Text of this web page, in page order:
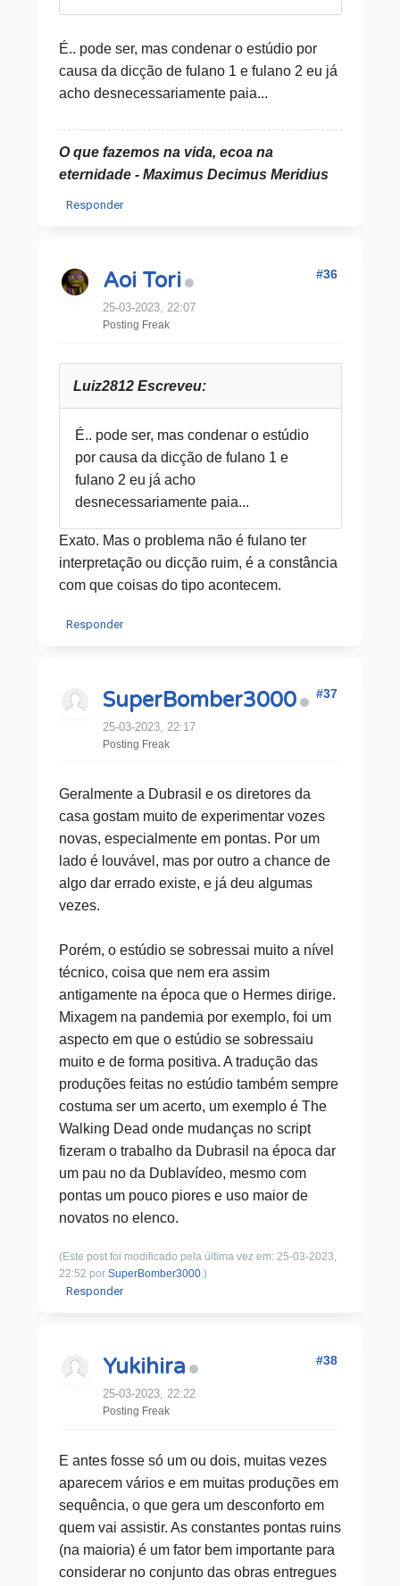
É.. pode ser, mas condenar o estúdio por
causa da dicção de fulano 1 e fulano 2 eu já
acho desnecessariamente paia...
O que fazemos na vida, ecoa na
eternidade - Maximus Decimus Meridius
Responder
Aoi Tori
25-03-2023, 22:07
Posting Freak
#36
Luiz2812 Escreveu:
É.. pode ser, mas condenar o estúdio
por causa da dicção de fulano 1 e
fulano 2 eu já acho
desnecessariamente paia...
Exato. Mas o problema não é fulano ter
interpretação ou dicção ruim, é a constância
com que coisas do tipo acontecem.
Responder
SuperBomber3000
25-03-2023, 22:17
Posting Freak
#37
Geralmente a Dubrasil e os diretores da
casa gostam muito de experimentar vozes
novas, especialmente em pontas. Por um
lado é louvável, mas por outro a chance de
algo dar errado existe, e já deu algumas
vezes.
Porém, o estúdio se sobressai muito a nível
técnico, coisa que nem era assim
antigamente na época que o Hermes dirige.
Mixagem na pandemia por exemplo, foi um
aspecto em que o estúdio se sobressaiu
muito e de forma positiva. A tradução das
produções feitas no estúdio também sempre
costuma ser um acerto, um exemplo é The
Walking Dead onde mudanças no script
fizeram o trabalho da Dubrasil na época dar
um pau no da Dublavídeo, mesmo com
pontas um pouco piores e uso maior de
novatos no elenco.
(Este post foi modificado pela última vez em: 25-03-2023,
22:52 por SuperBomber3000.)
Responder
Yukihira
25-03-2023, 22:22
Posting Freak
#38
E antes fosse só um ou dois, muitas vezes
aparecem vários e em muitas produções em
sequência, o que gera um desconforto em
quem vai assistir. As constantes pontas ruins
(na maioria) é um fator bem importante para
considerar no conjunto das obras entregues